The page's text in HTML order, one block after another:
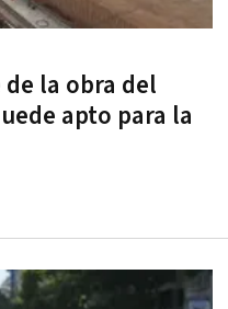
la obra del
apto para la